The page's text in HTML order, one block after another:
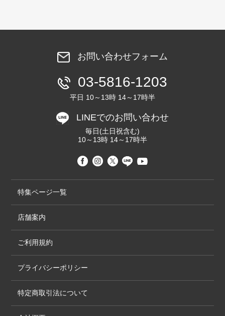
お問い合わせフォーム
03-5816-1203
平日 10～13時 14～17時半
LINEでのお問い合わせ
毎日(土日祝含む)
10～13時 14～17時半
特集ページ一覧
店舗案内
ご利用規約
プライバシーポリシー
特定商取引法について